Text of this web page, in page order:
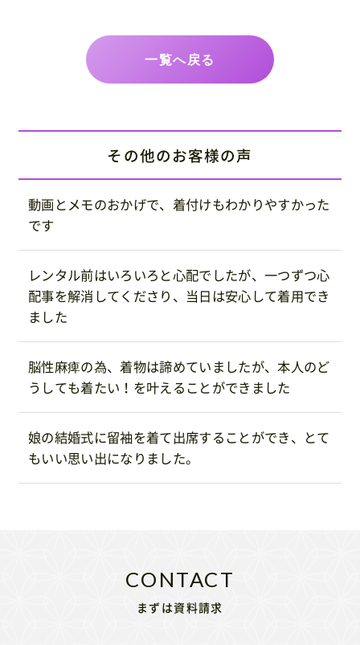
一覧へ戻る
その他のお客様の声
動画とメモのおかげで、着付けもわかりやすかった
です
レンタル前はいろいろと心配でしたが、一つずつ心
配事を解消してくださり、当日は安心して着用でき
ました
脳性麻痺の為、着物は諦めていましたが、本人のど
うしても着たい！を叶えることができました
娘の結婚式に留袖を着て出席することができ、とて
もいい思い出になりました。
まずは資料請求